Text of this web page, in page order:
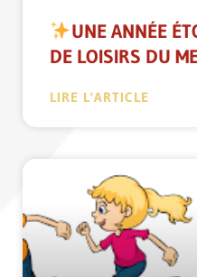
UNE ANNÉE
DE LOISIRS DU
LIRE L'ARTICLE